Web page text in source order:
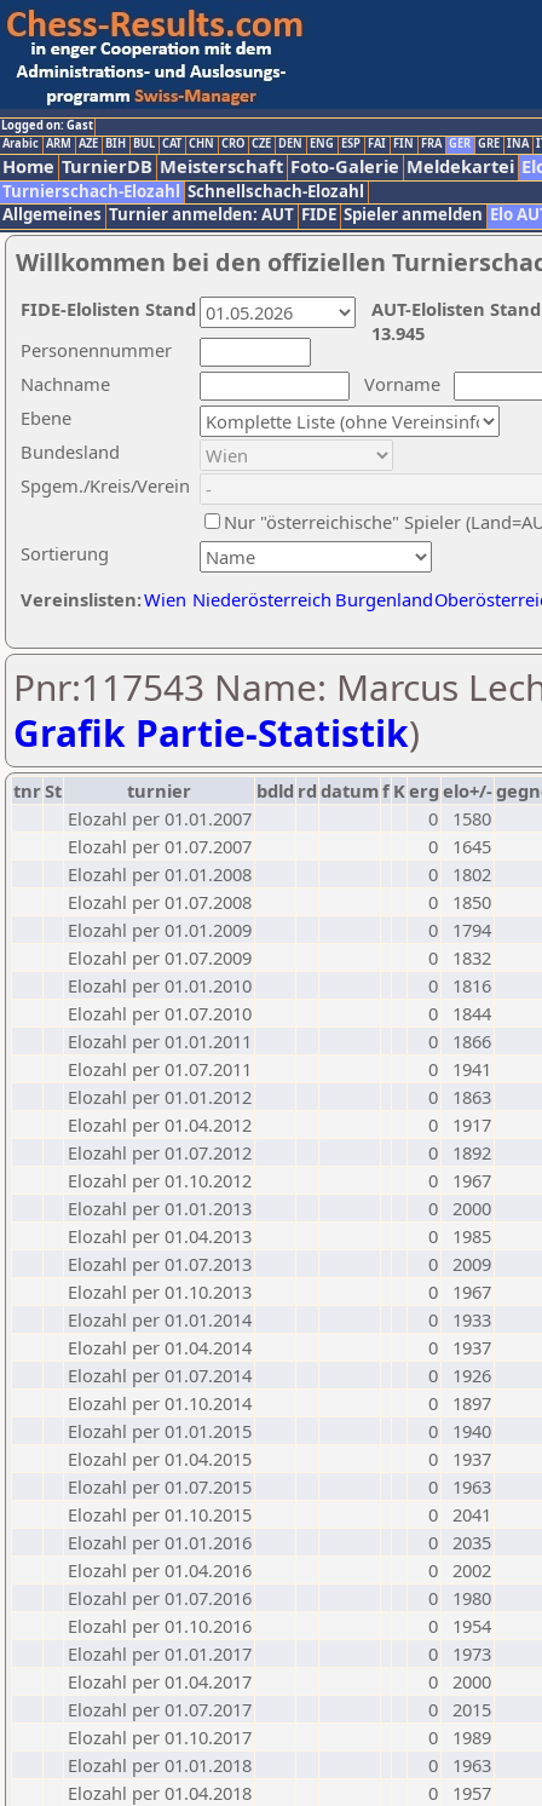
Logged on: Gast
Arabic ARM AZE BIH BUL CAT CHN CRO CZE DEN ENG ESP FAI FIN FRA GER GRE INA
Home TurnierDB Meisterschaft Foto-Galerie Meldekartei
Turnierschach-Elozahl Schnellschach-Elozahl
Allgemeines Turnier anmelden: AUT FIDE Spieler anmelden Elo
Willkommen bei den offiziellen
Nachname
Vorname
Ebene
Sortierung
Personennummer
Bundesland
Spgem./Kreis/Verein
Nur "österreichische" Spieler
Vereinslisten:Wien Niederösterreich Burgenland
AUT-Elolisten
13.945
FIDE-Elolisten Stand
Pnr:117543 Name: Marcus
Grafik Partie-Statistik)
tnrSt turnier bdld rd datumf Kerg elo+/-
Elozahl per 01.01.2007
0
1580
Elozahl per 01.07.2007
0
1645
Elozahl per 01.01.2008
0
1802
Elozahl per 01.07.2008
0
1850
Elozahl per 01.01.2009
0
1794
Elozahl per 01.07.2009
0
1832
Elozahl per 01.01.2010
0
1816
Elozahl per 01.07.2010
0
1844
Elozahl per 01.01.2011
0
1866
Elozahl per 01.07.2011
0
1941
Elozahl per 01.01.2012
0
1863
Elozahl per 01.04.2012
0
1917
Elozahl per 01.07.2012
0
1892
Elozahl per 01.10.2012
0
1967
Elozahl per 01.01.2013
0 2000
Elozahl per 01.04.2013
0
1985
Elozahl per 01.07.2013
0 2009
Elozahl per 01.10.2013
0
1967
Elozahl per 01.01.2014
0
1933
Elozahl per 01.04.2014
0
1937
Elozahl per 01.07.2014
0
1926
Elozahl per 01.10.2014
0
1897
Elozahl per 01.01.2015
0
1940
Elozahl per 01.04.2015
0
1937
Elozahl per 01.07.2015
0
1963
Elozahl per 01.10.2015
0 2041
Elozahl per 01.01.2016
0 2035
Elozahl per 01.04.2016
0 2002
Elozahl per 01.07.2016
0
1980
Elozahl per 01.10.2016
0
1954
Elozahl per 01.01.2017
0
1973
Elozahl per 01.04.2017
0 2000
Elozahl per 01.07.2017
0 2015
Elozahl per 01.10.2017
0
1989
Elozahl per 01.01.2018
0
1963
Elozahl per 01.04.2018
0
1957